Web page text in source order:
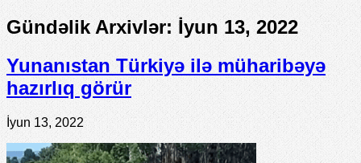
Gündəlik Arxivlər:İyun 13, 2022
Yunanıstan Türkiyə ilə müharibəyə
hazırlıq görür
İyun 13, 2022